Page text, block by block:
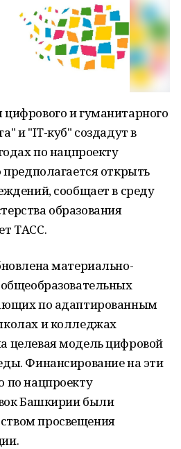
и гуманитарного
и "IT-куб" создадут в
по нацпроекту
предполагается открыть
сообщает в среду
образования
ТАСС.
материально-
по адаптированным
и колледжах
целевая модель цифровой
Финансирование на эти
по нацпроекту
Башкирии были
просвещения